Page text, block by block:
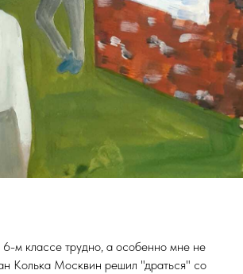
6-м классе трудно, а особенно мне не
Колька Москвин решил "драться" со